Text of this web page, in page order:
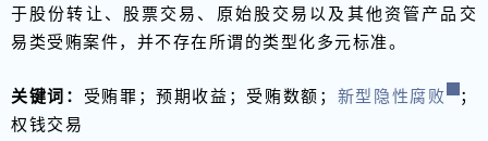
于股份转让、股票交易、原始股交易以及其他资管产品交
易类受贿案件，并不存在所谓的类型化多元标准。
关键词： 受贿罪；预期收益；受贿数额； 新型隐性腐败
；
权钱交易